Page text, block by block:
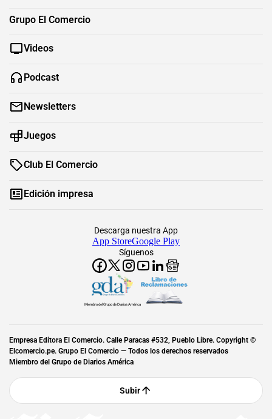
Grupo El Comercio
Videos
Podcast
Newsletters
Juegos
Club El Comercio
Edición impresa
Síguenos
Descarga nuestra App
App StoreGoogle Play
Miembro del Grupo de Diarios América
Empresa Editora El Comercio. Calle Paracas #532, Pueblo Libre. Copyright ©
Elcomercio.pe. Grupo El Comercio — Todos los derechos reservados
Miembro del Grupo de Diarios América
Subir